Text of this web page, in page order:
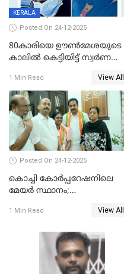
KERALA
Posted On 24-12-2025
80കാരിയെ ഊൺമേശയുടെ
കാലിൽ കെട്ടിയിട്ട് സ്വർണവും
കൊച്ചുമകനും സുഹൃത്തും
അറസ്റ്റിൽ
1 Min Read View All
Posted On 24-12-2025
കൊച്ചി കോര്‍പ്പറേഷനിലെ
മേയര്‍ സ്ഥാനം;
രൂക്ഷം
1 Min Read View All